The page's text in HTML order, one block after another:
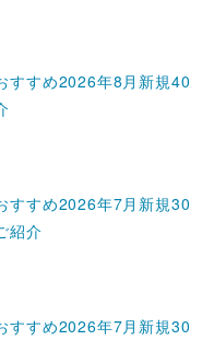
すすめ2026年8月新規40
すすめ2026年7月新規30
紹介
すすめ2026年7月新規30